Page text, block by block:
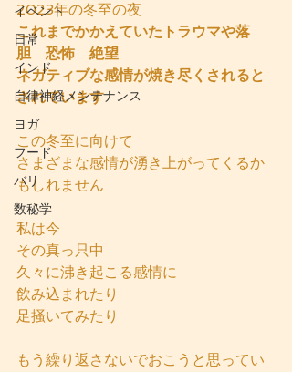
イベント
日常
インド
自律神経メンテナンス
ヨガ
フード
バリ
数秘学
2023年の冬至の夜
これまでかかえていたトラウマや落
胆　恐怖　絶望
ネガティブな感情が焼き尽くされると
されています
この冬至に向けて
さまざまな感情が湧き上がってくるか
もしれません
私は今
その真っ只中
久々に沸き起こる感情に
飲み込まれたり
足掻いてみたり
もう繰り返さないでおこうと思ってい